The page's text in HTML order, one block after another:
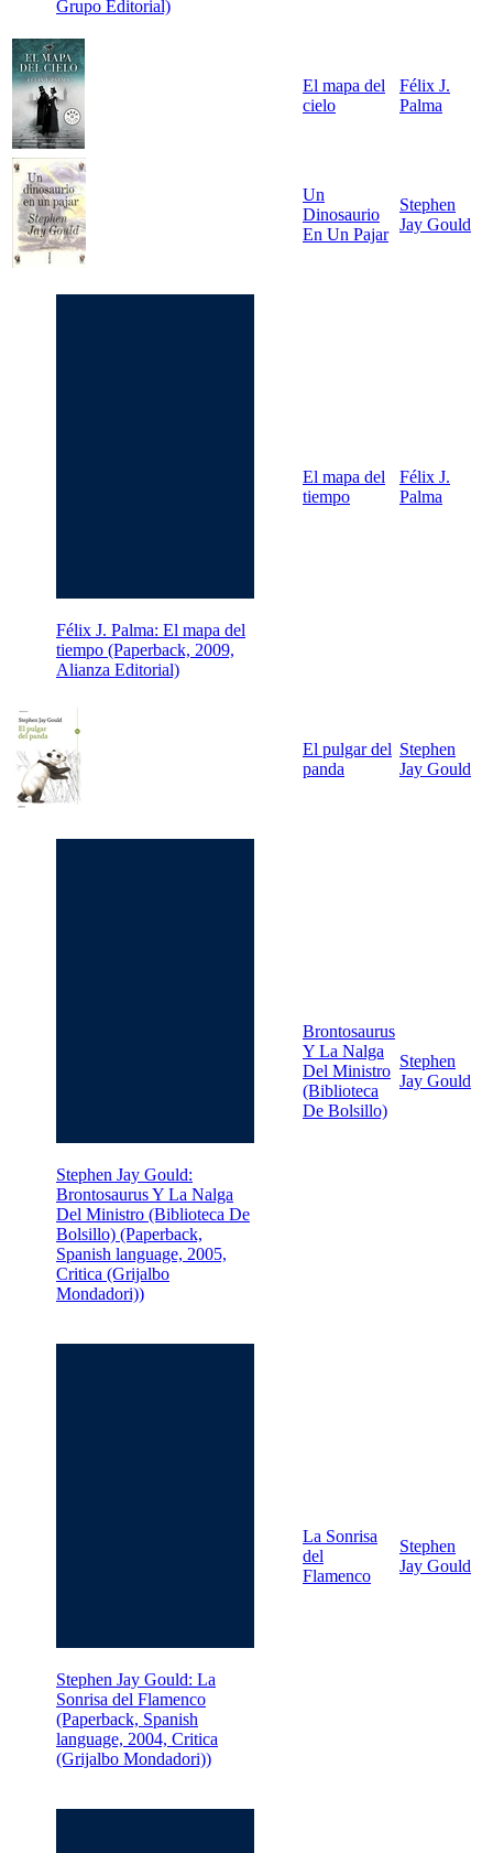
Grupo Editorial)
El mapa del
cielo
Félix J.
Palma
Un
Dinosaurio
En Un Pajar
Stephen
Jay Gould
Félix J. Palma: El mapa del
tiempo (Paperback, 2009,
Alianza Editorial)
El mapa del
tiempo
Félix J.
Palma
El pulgar del
panda
Stephen
Jay Gould
Stephen Jay Gould:
Brontosaurus Y La Nalga
Del Ministro (Biblioteca De
Bolsillo) (Paperback,
Spanish language, 2005,
Critica (Grijalbo
Mondadori))
Brontosaurus
Y La Nalga
Del Ministro
(Biblioteca
De Bolsillo)
Stephen
Jay Gould
Stephen Jay Gould: La
Sonrisa del Flamenco
(Paperback, Spanish
language, 2004, Critica
(Grijalbo Mondadori))
La Sonrisa
del
Flamenco
Stephen
Jay Gould